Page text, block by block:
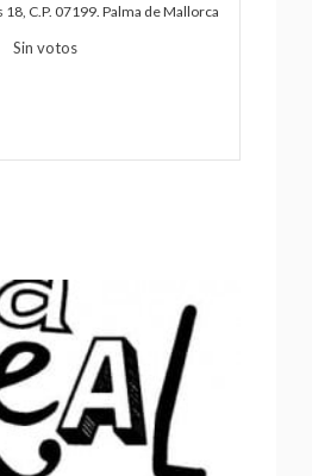
C.P. 07199. Palma de Mallorca
Sin votos